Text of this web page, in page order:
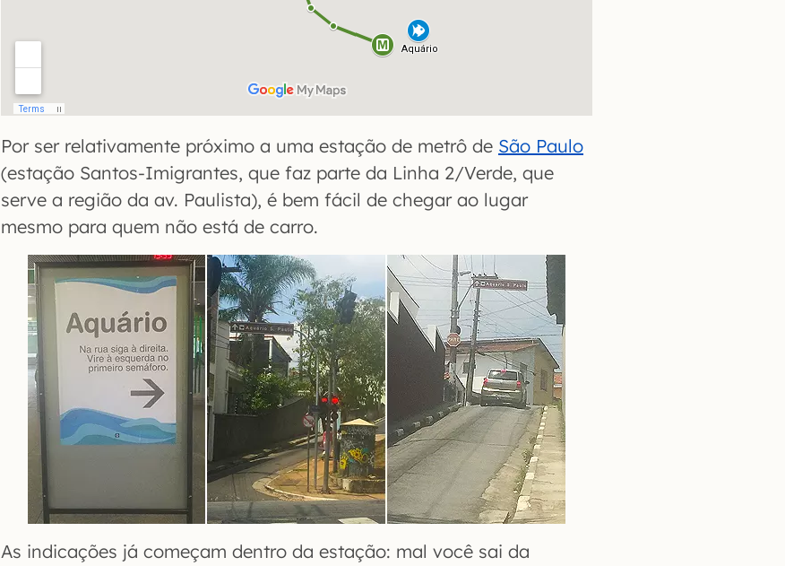
Por ser relativamente próximo a uma estação de metrô de São Paulo
(estação Santos-Imigrantes, que faz parte da Linha 2/Verde, que
serve a região da av. Paulista), é bem fácil de chegar ao lugar
mesmo para quem não está de carro.
As indicações já começam dentro da estação: mal você sai da